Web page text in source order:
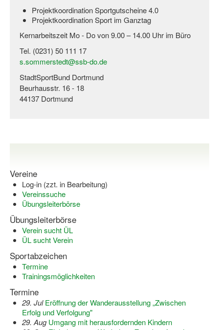
Kinder- und Jugendqualifizierung
Kinderschutz im Sport
Projektkoordination Sportgutscheine 4.0
Projektkoordination Sport im Ganztag
Kernarbeitszeit Mo - Do von 9.00 – 14.00 Uhr im Büro
Tel. (0231) 50 111 17
s.sommerstedt@ssb-do.de
StadtSportBund Dortmund
Beurhausstr. 16 - 18
44137 Dortmund
Vereine
Log-in (zzt. in Bearbeitung)
Vereinssuche
Übungsleiterbörse
Übungsleiterbörse
Verein sucht ÜL
ÜL sucht Verein
Sportabzeichen
Termine
Trainingsmöglichkeiten
Termine
29. Jul Eröffnung der Wanderausstellung „Zwischen
Erfolg und Verfolgung"
29. Aug Umgang mit herausfordernden Kindern